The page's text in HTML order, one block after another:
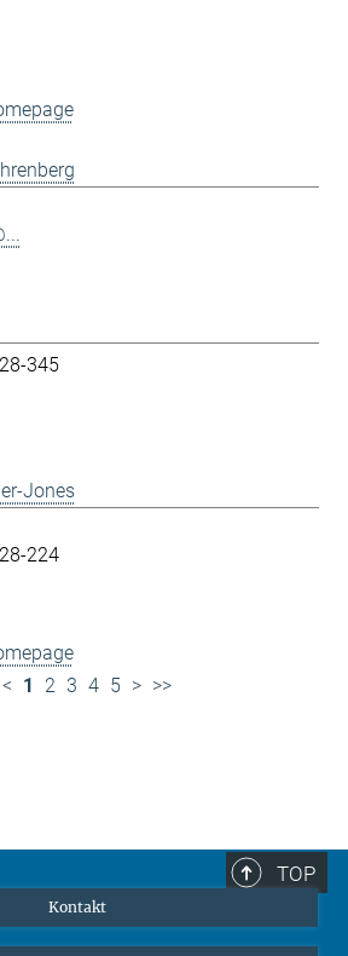
345
Jones
224
< 1 2 3 4 5 > >>
TOP
Kontakt